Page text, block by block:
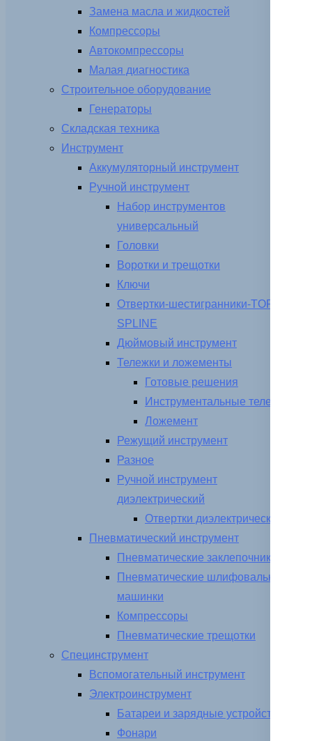
Замена масла и жидкостей
Компрессоры
Автокомпрессоры
Малая диагностика
Строительное оборудование
Генераторы
Складская техника
Инструмент
Аккумуляторный инструмент
Ручной инструмент
Набор инструментов
универсальный
Головки
Воротки и трещотки
Ключи
Отвертки-шестигранники-TORX-
SPLINE
Дюймовый инструмент
Тележки и ложементы
Готовые решения
Инструментальные тележки
Ложемент
Режущий инструмент
Разное
Ручной инструмент
диэлектрический
Отвертки диэлектрические
Пневматический инструмент
Пневматические заклепочники
Пневматические шлифовальные
машинки
Компрессоры
Пневматические трещотки
Специнструмент
Вспомогательный инструмент
Электроинструмент
Батареи и зарядные устройства
Фонари